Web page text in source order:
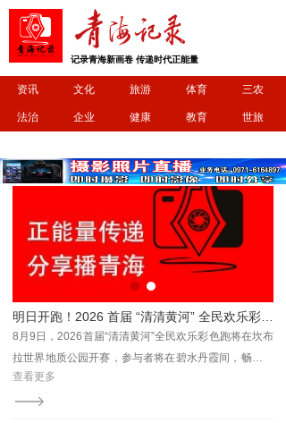
记录青海新画卷 传递时代正能量
资讯 文化 旅游 体育 三农
法治 企业 健康 教育 世旅
2026互助“点状元”杯北龙山康养徒步大赛重磅来袭
2026年互助县“点状元”杯北龙山康养徒步大赛正式开启
报名通道！
查看更多